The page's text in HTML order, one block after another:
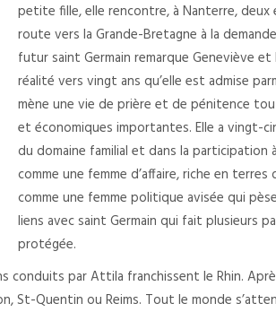
petite fille, elle rencontre, à Nanterre, deux
route vers la Grande-Bretagne à la
futur saint Germain remarque Geneviève
réalité vers vingt ans qu’elle est admise
mène une vie de prière et de pénitence
et économiques importantes. Elle a vingt-
du domaine familial et dans la participation
comme une femme d’affaire, riche en
comme une femme politique avisée qui
liens avec saint Germain qui fait plusieurs
protégée.
conduits par Attila franchissent le Rhin.
St-Quentin ou Reims. Tout le monde